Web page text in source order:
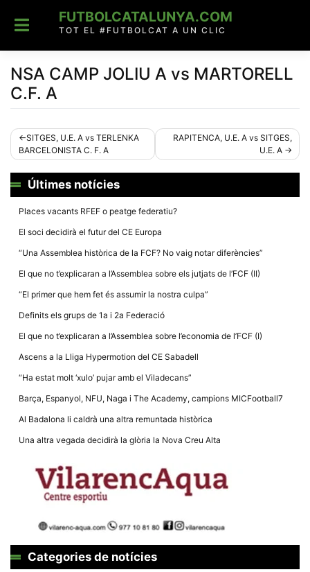
content
FUTBOLCATALUNYA.COM
TOT EL #FUTBOLCAT A UN CLIC
NSA CAMP JOLIU A vs MARTORELL
C.F. A
Navegació
d'entrades
SITGES, U.E. A vs TERLENKA
BARCELONISTA C. F. A
RAPITENCA, U.E. A vs SITGES,
U.E. A
Últimes notícies
Places vacants RFEF o peatge federatiu?
El soci decidirà el futur del CE Europa
“Una Assemblea històrica de la FCF? No vaig notar diferències”
El que no t’explicaran a l’Assemblea sobre els jutjats de l’FCF (II)
“El primer que hem fet és assumir la nostra culpa”
Definits els grups de 1a i 2a Federació
El que no t’explicaran a l’Assemblea sobre l’economia de l’FCF (I)
Ascens a la Lliga Hypermotion del CE Sabadell
“Ha estat molt ‘xulo’ pujar amb el Viladecans”
Barça, Espanyol, NFU, Naga i The Academy, campions MICFootball7
Al Badalona li caldrà una altra remuntada històrica
Una altra vegada decidirà la glòria la Nova Creu Alta
Categories de notícies
Necessàries
Aquestes
cookies no
són
opcionals,
són
funcionament
tècnic de la
web.